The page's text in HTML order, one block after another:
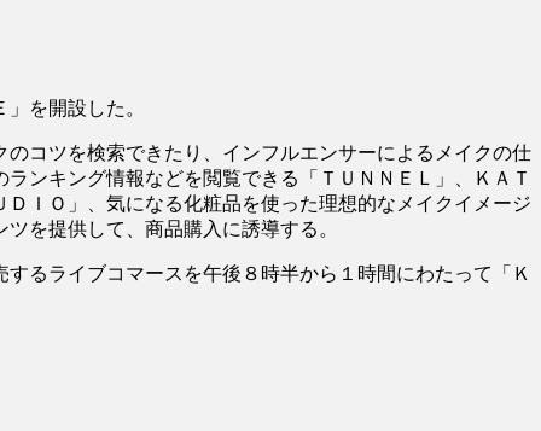
を開設した。
コツを検索できたり、インフルエンサーによるメイクの仕
ンキング情報などを閲覧できる「ＴＵＮＮＥＬ」、ＫＡＴ
ＩＯ」、気になる化粧品を使った理想的なメイクイメージ
を提供して、商品購入に誘導する。
るライブコマースを午後８時半から１時間にわたって「Ｋ